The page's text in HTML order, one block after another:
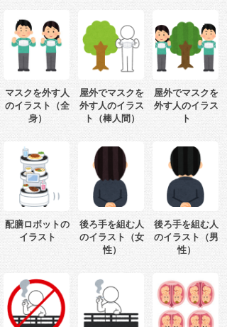
マスクを外す人
のイラスト（全
身）
屋外でマスクを
外す人のイラス
ト（棒人間）
屋外でマスクを
外す人のイラス
ト
配膳ロボットの
イラスト
後ろ手を組む人
のイラスト（女
性）
後ろ手を組む人
のイラスト（男
性）